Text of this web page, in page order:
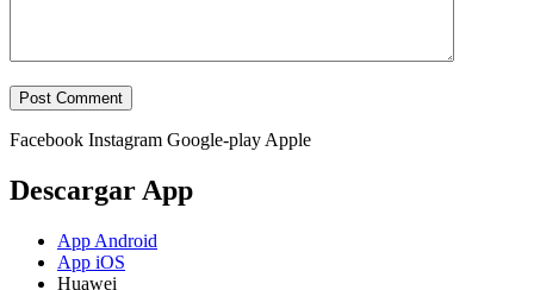
Facebook Instagram Google-play Apple
Descargar App
App Android
App iOS
Huawei